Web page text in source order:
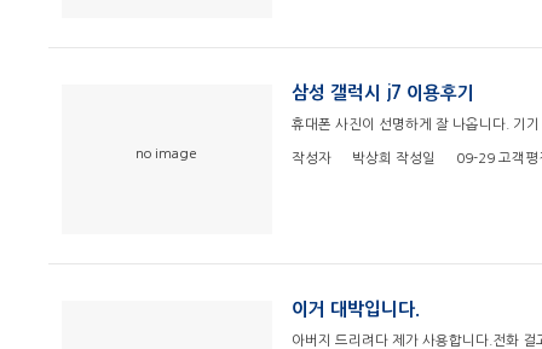
no image
삼성 갤럭시 j7 이용후기
휴대폰 사진이 선명하게 잘 나옵니다. 기
작성자 박상희 작성일 09-29 고객평
이거 대박입니다.
아버지 드리려다 제가 사용합니다.전화